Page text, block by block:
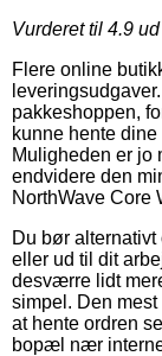
Vurderet til 4.9
Flere online
pakkeshoppen,
kunne hente
Muligheden er jo
endvidere den
NorthWave Core
Du bør
eller ud til dit
desværre lidt
simpel. Den
at hente ordren
bopæl nær